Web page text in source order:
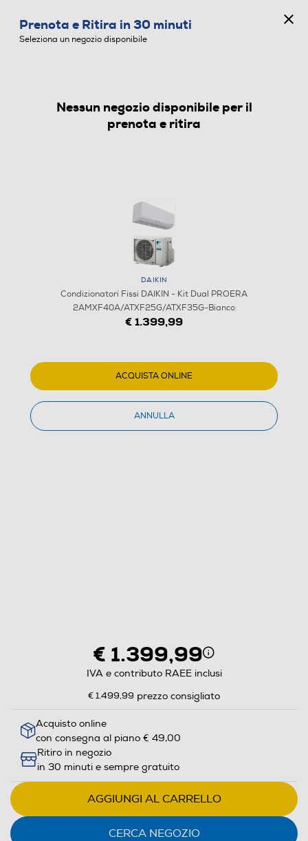
CONDIZIONATORI FISSI
€ 1.399,99
IVA e contributo RAEE inclusi
€ 1.499,99 prezzo consigliato
Acquisto online
con consegna al piano € 49,00
Ritiro in negozio
in 30 minuti e sempre gratuito
AGGIUNGI AL CARRELLO
CERCA NEGOZIO
Prenota e Ritira in 30 minuti
Seleziona un negozio disponibile
Nessun negozio disponibile per il
prenota e ritira
DAIKIN
Condizionatori Fissi DAIKIN - Kit Dual PROERA
2AMXF40A/ATXF25G/ATXF35G-Bianco
€ 1.399,99
ACQUISTA ONLINE
ANNULLA